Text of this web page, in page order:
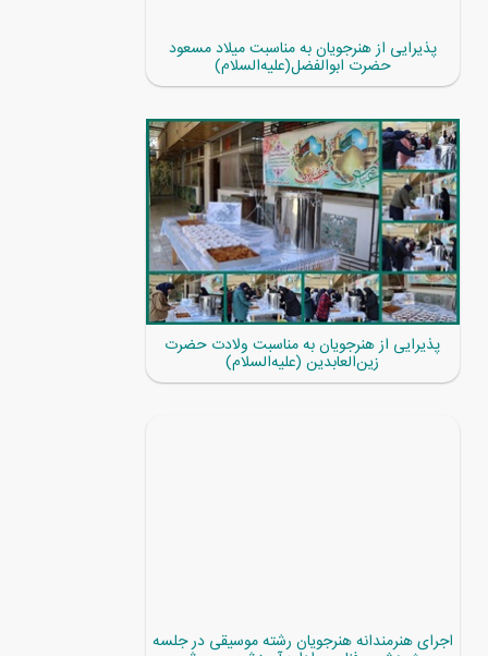
پذیرایی از هنرجویان به مناسبت میلاد مسعود
حضرت ابوالفضل(علیه‌السلام)
پذیرایی از هنرجویان به مناسبت ولادت حضرت
زین‌العابدین (علیه‌السلام)
اجرای هنرمندانه هنرجویان رشته موسیقی در جلسه